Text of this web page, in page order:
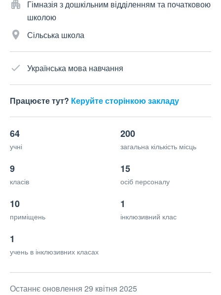
Гімназія з дошкільним відділенням та початковою
школою
Сільська школа
Українська мова навчання
Працюєте тут? Керуйте сторінкою закладу
64
учні
200
загальна кількість місць
9
класів
15
осіб персоналу
10
приміщень
1
інклюзивний клас
1
учень в інклюзивних класах
Останнє оновлення 29 квітня 2025